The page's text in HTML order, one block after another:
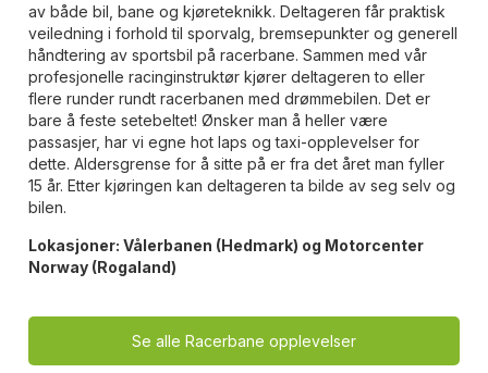
av både bil, bane og kjøreteknikk. Deltageren får praktisk
veiledning i forhold til sporvalg, bremsepunkter og generell
håndtering av sportsbil på racerbane. Sammen med vår
profesjonelle racinginstruktør kjører deltageren to eller
flere runder rundt racerbanen med drømmebilen. Det er
bare å feste setebeltet! Ønsker man å heller være
passasjer, har vi egne hot laps og taxi-opplevelser for
dette. Aldersgrense for å sitte på er fra det året man fyller
15 år. Etter kjøringen kan deltageren ta bilde av seg selv og
bilen.
Lokasjoner: Vålerbanen (Hedmark) og Motorcenter
Norway (Rogaland)
Se alle Racerbane opplevelser